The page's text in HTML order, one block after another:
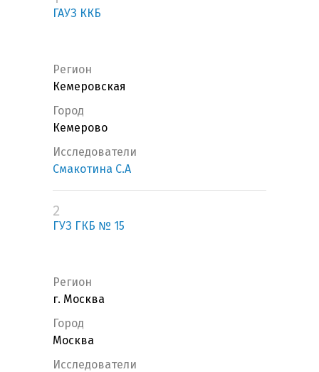
ГАУЗ ККБ
Регион
Кемеровская
Город
Кемерово
Исследователи
Смакотина С.А
2
ГУЗ ГКБ № 15
Регион
г. Москва
Город
Москва
Исследователи